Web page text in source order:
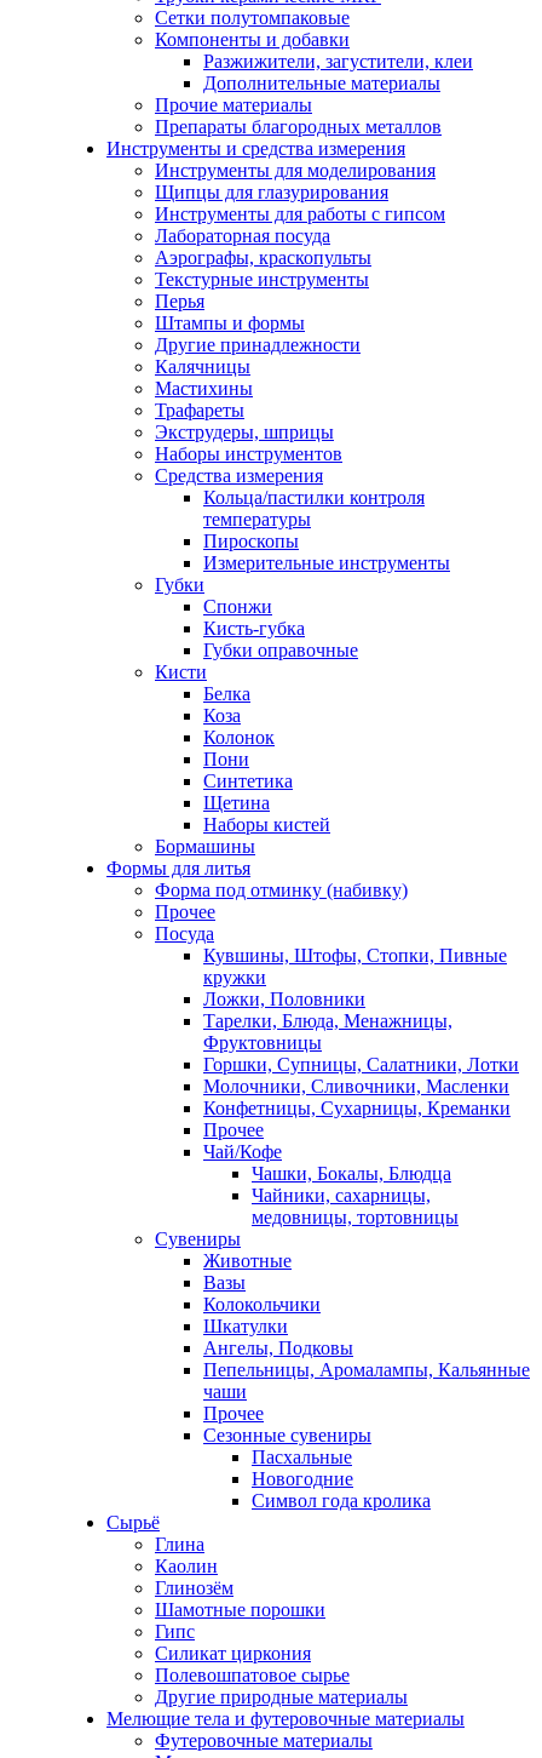
Сетки полутомпаковые
Компоненты и добавки
Разжижители, загустители, клеи
Дополнительные материалы
Прочие материалы
Препараты благородных металлов
Инструменты и средства измерения
Инструменты для моделирования
Щипцы для глазурирования
Инструменты для работы с гипсом
Лабораторная посуда
Аэрографы, краскопульты
Текстурные инструменты
Перья
Штампы и формы
Другие принадлежности
Калячницы
Мастихины
Трафареты
Экструдеры, шприцы
Наборы инструментов
Средства измерения
Кольца/пастилки контроля
температуры
Пироскопы
Измерительные инструменты
Губки
Спонжи
Кисть-губка
Губки оправочные
Кисти
Белка
Коза
Колонок
Пони
Синтетика
Щетина
Наборы кистей
Бормашины
Формы для литья
Форма под отминку (набивку)
Прочее
Посуда
Кувшины, Штофы, Стопки, Пивные
кружки
Ложки, Половники
Тарелки, Блюда, Менажницы,
Фруктовницы
Горшки, Супницы, Салатники, Лотки
Молочники, Сливочники, Масленки
Конфетницы, Сухарницы, Креманки
Прочее
Чай/Кофе
Чашки, Бокалы, Блюдца
Чайники, сахарницы,
медовницы, тортовницы
Сувениры
Животные
Вазы
Колокольчики
Шкатулки
Ангелы, Подковы
Пепельницы, Аромалампы, Кальянные
чаши
Прочее
Сезонные сувениры
Пасхальные
Новогодние
Символ года кролика
Сырьё
Глина
Каолин
Глинозём
Шамотные порошки
Гипс
Силикат циркония
Полевошпатовое сырье
Другие природные материалы
Мелющие тела и футеровочные материалы
Футеровочные материалы